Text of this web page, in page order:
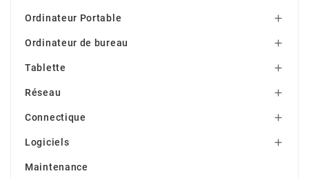
Ordinateur Portable 
Ordinateur de bureau 
Tablette 
Réseau 
Connectique 
Logiciels 
Maintenance